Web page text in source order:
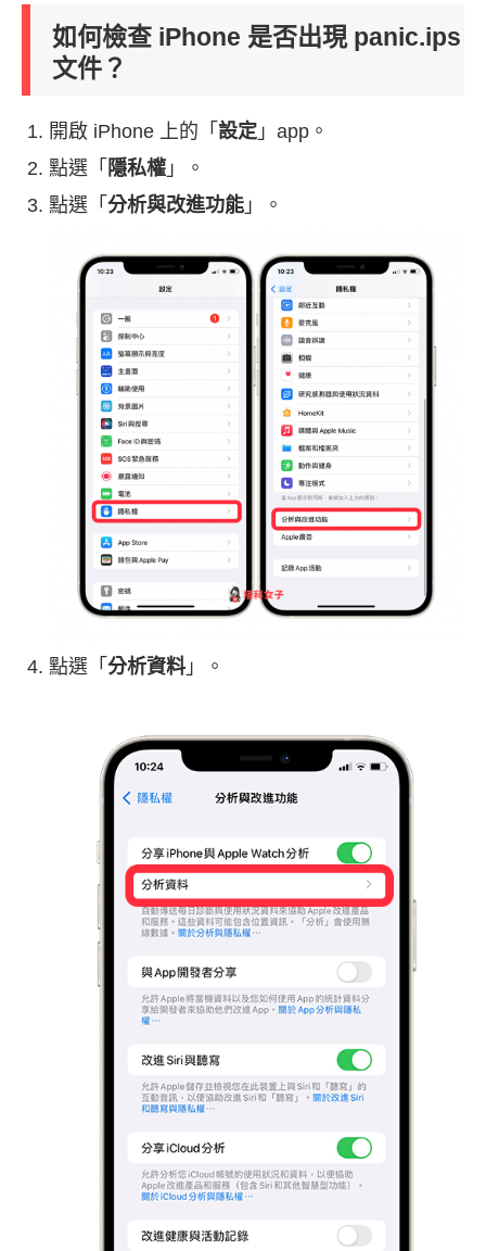
如何檢查 iPhone 是否出現 panic.ips
文件？
開啟 iPhone 上的「 設定 」app。
點選「 隱私權 」。
點選「 分析與改進功能 」。
點選「 分析資料」。